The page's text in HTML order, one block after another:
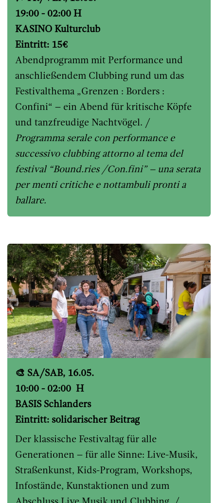
19:00 - 02:00 H
KASINO Kulturclub
Eintritt: 15€
Abendprogramm mit Performance und
anschließendem Clubbing rund um das
Festivalthema „Grenzen : Borders :
Confini“ – ein Abend für kritische Köpfe
und tanzfreudige Nachtvögel. /
Programma serale con performance e
successivo clubbing attorno al tema del
festival “Bound.ries /Con.fini” – una serata
per menti critiche e nottambuli pronti a
ballare.
🎨 SA/SAB, 16.05.
10:00 - 02:00 H
BASIS Schlanders
Eintritt: solidarischer Beitrag
Der klassische Festivaltag für alle
Generationen – für alle Sinne: Live-Musik,
Straßenkunst, Kids-Program, Workshops,
Infostände, Kunstaktionen und zum